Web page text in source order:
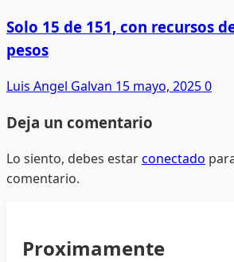
Solo 15 de 151, con recursos
pesos
Luis Angel Galvan 15 mayo, 20250
Deja un comentario
Lo siento, debes estarconectado
comentario.
Proximamente